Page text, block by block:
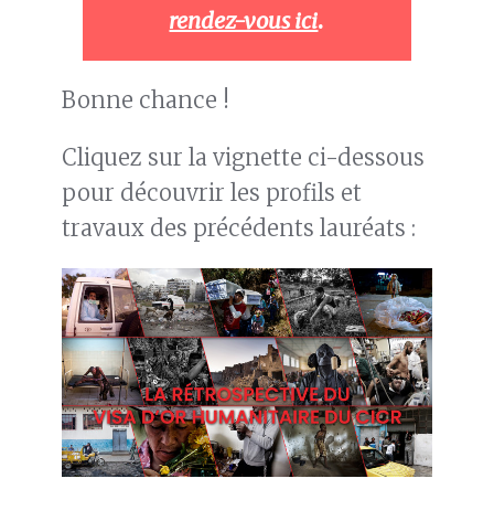
rendez-vous ici.
Bonne chance !
Cliquez sur la vignette ci-dessous
pour découvrir les profils et
travaux des précédents lauréats :